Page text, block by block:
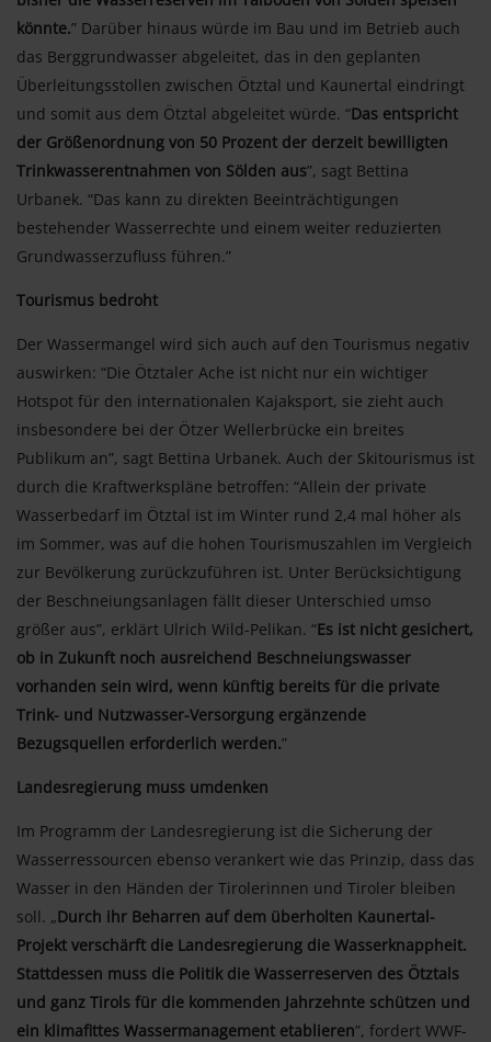
könnte.” Darüber hinaus würde im Bau und im Betrieb auch
das Berggrundwasser abgeleitet, das in den geplanten
Überleitungsstollen zwischen Ötztal und Kaunertal eindringt
und somit aus dem Ötztal abgeleitet würde. “Das entspricht
der Größenordnung von 50 Prozent der derzeit bewilligten
Trinkwasserentnahmen von Sölden aus”, sagt Bettina
Urbanek. “Das kann zu direkten Beeinträchtigungen
bestehender Wasserrechte und einem weiter reduzierten
Grundwasserzufluss führen.”
Tourismus bedroht
Der Wassermangel wird sich auch auf den Tourismus negativ
auswirken: “Die Ötztaler Ache ist nicht nur ein wichtiger
Hotspot für den internationalen Kajaksport, sie zieht auch
insbesondere bei der Ötzer Wellerbrücke ein breites
Publikum an”, sagt Bettina Urbanek. Auch der Skitourismus ist
durch die Kraftwerkspläne betroffen: “Allein der private
Wasserbedarf im Ötztal ist im Winter rund 2,4 mal höher als
im Sommer, was auf die hohen Tourismuszahlen im Vergleich
zur Bevölkerung zurückzuführen ist. Unter Berücksichtigung
der Beschneiungsanlagen fällt dieser Unterschied umso
größer aus”, erklärt Ulrich Wild-Pelikan. “Es ist nicht gesichert,
ob in Zukunft noch ausreichend Beschneiungswasser
vorhanden sein wird, wenn künftig bereits für die private
Trink- und Nutzwasser-Versorgung ergänzende
Bezugsquellen erforderlich werden.”
Landesregierung muss umdenken
Im Programm der Landesregierung ist die Sicherung der
Wasserressourcen ebenso verankert wie das Prinzip, dass das
Wasser in den Händen der Tirolerinnen und Tiroler bleiben
soll. „Durch ihr Beharren auf dem überholten Kaunertal-
Projekt verschärft die Landesregierung die Wasserknappheit.
Stattdessen muss die Politik die Wasserreserven des Ötztals
und ganz Tirols für die kommenden Jahrzehnte schützen und
ein klimafittes Wassermanagement etablieren”, fordert WWF-